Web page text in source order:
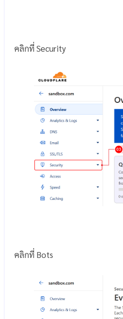
คลิกที่ Security
คลิกที่ Bots